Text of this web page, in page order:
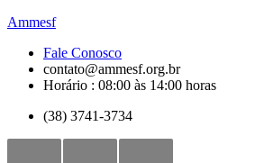
Ammesf
Fale Conosco
contato@ammesf.org.br
Horário : 08:00 às 14:00 horas
(38) 3741-3734